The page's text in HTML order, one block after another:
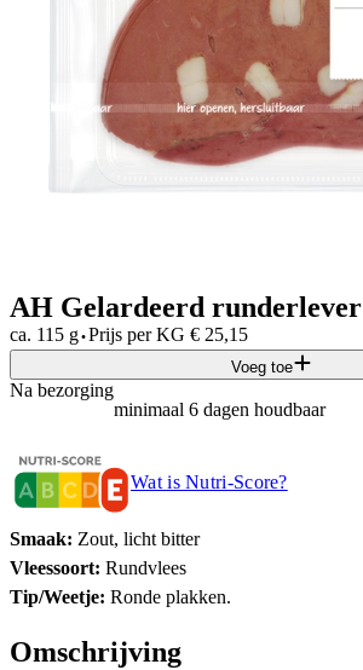
AH Gelardeerd runderlever
ca. 115 g·Prijs per KG € 25,15
Voeg toe
Na bezorging
minimaal 6 dagen houdbaar
Wat is Nutri-Score?
Smaak: Zout, licht bitter
Vleessoort: Rundvlees
Tip/Weetje: Ronde plakken.
Omschrijving